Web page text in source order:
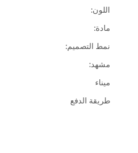
اللون:
مادة:
نمط التصميم:
مشهد:
ميناء
طريقة الدفع